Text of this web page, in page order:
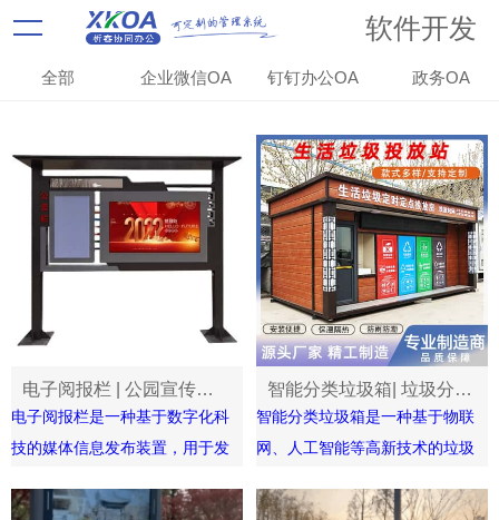
软件开发
全部 企业微信OA 钉钉办公OA 政务OA
电子阅报栏 | 公园宣传栏 | 智慧社区广告宣传栏智能互动大屏
电子阅报栏是一种基于数字化科
技的媒体信息发布装置，用于发
态等信息。电子阅报栏的主要特
智能分类垃圾箱| 垃圾分类房 | 户外环保垃圾箱
智能分类垃圾箱是一种基于物联
网、人工智能等高新技术的垃圾
和分类，实现垃圾的准确分类回